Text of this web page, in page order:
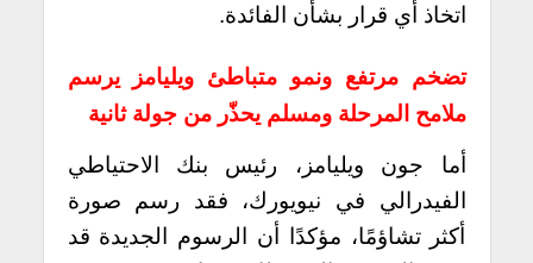
اتخاذ أي قرار بشأن الفائدة.
تضخم مرتفع ونمو متباطئ ويليامز يرسم
ملامح المرحلة ومسلم يحذّر من جولة ثانية
أما جون ويليامز، رئيس بنك الاحتياطي
الفيدرالي في نيويورك، فقد رسم صورة
أكثر تشاؤمًا، مؤكدًا أن الرسوم الجديدة قد